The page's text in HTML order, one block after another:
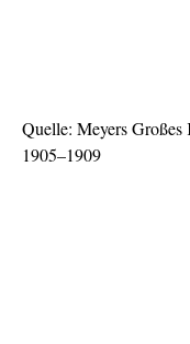
Quelle: Meyers
1905–1909